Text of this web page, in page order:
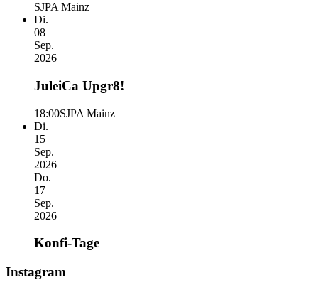
SJPA Mainz
Di.
08
Sep.
2026
JuleiCa Upgr8!
18:00SJPA Mainz
Di.
15
Sep.
2026
Do.
17
Sep.
2026
Konfi-Tage
Instagram